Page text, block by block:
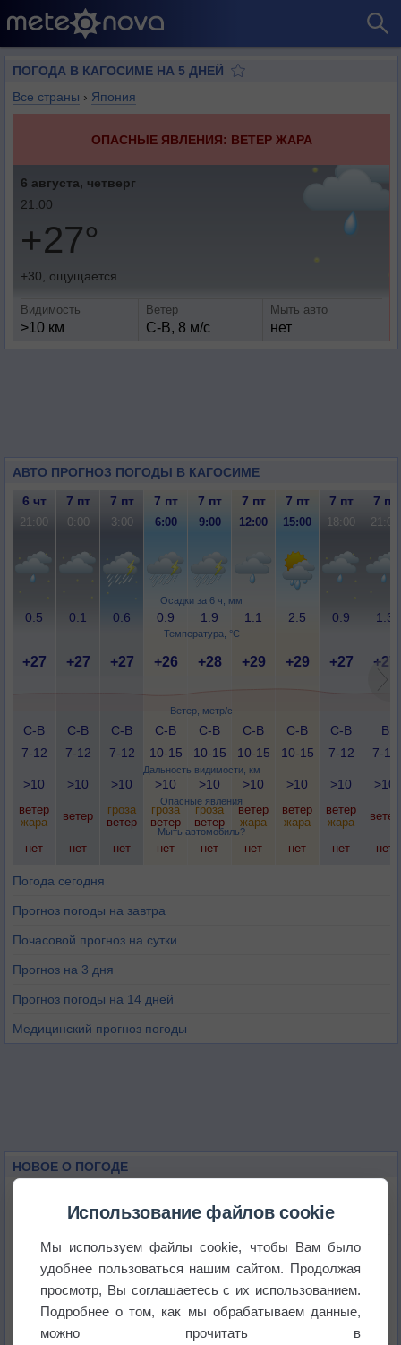
ПОГОДА В КАГОСИМЕ НА 5 ДНЕЙ
Все страны › Япония
ОПАСНЫЕ ЯВЛЕНИЯ: ВЕТЕР ЖАРА
6 августа, четверг
21:00
+27°
+30, ощущается
Видимость
>10 км
Ветер
С-В, 8 м/с
Мыть авто
нет
АВТО ПРОГНОЗ ПОГОДЫ В КАГОСИМЕ
Осадки за 6 ч, мм
Температура, °C
Ветер, метр/с
Дальность видимости, км
Опасные явления
Мыть автомобиль?
6 чт 7 пт 7 пт 7 пт 7 пт 7 пт 7 пт 7 пт 7 пт
21:00 0:00 3:00 6:00 9:00 12:00 15:00 18:00 21:00
0.5 0.1 0.6 0.9 1.9 1.1 2.5 0.9 1.3
+27 +27 +27 +26 +28 +29 +29 +27 +27
С-В
7-12
С-В
7-12
С-В
7-12
С-В
10-15
С-В
10-15
С-В
10-15
С-В
10-15
С-В
7-12
В
7-12
>10 >10 >10 >10 >10 >10 >10 >10 >10
ветер
жара
ветер
гроза
ветер
гроза
ветер
гроза
ветер
ветер
жара
ветер
жара
ветер
жара
ветер
нет нет нет нет нет нет нет нет нет
Погода сегодня
Прогноз погоды на завтра
Почасовой прогноз на сутки
Прогноз на 3 дня
Прогноз погоды на 14 дней
Медицинский прогноз погоды
НОВОЕ О ПОГОДЕ
Атмосфера начала замерзать
В Приморье обнаружены морские волны тепла
Использование файлов cookie
Мы используем файлы cookie, чтобы Вам было
удобнее пользоваться нашим сайтом. Продолжая
просмотр, Вы соглашаетесь с их использованием.
Подробнее о том, как мы обрабатываем данные,
можно прочитать в